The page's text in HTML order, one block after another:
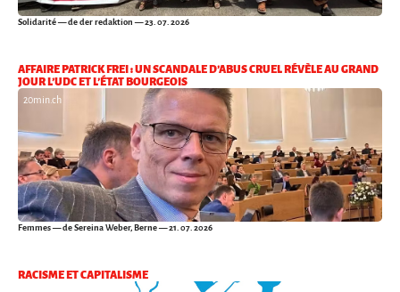
Solidarité— de der redaktion — 23. 07. 2026
AFFAIRE PATRICK FREI : UN SCANDALE D’ABUS CRUEL RÉVÈLE AU GRAND
JOUR L’UDC ET L’ÉTAT BOURGEOIS
20min.ch
Femmes— de Sereina Weber, Berne — 21. 07. 2026
RACISME ET CAPITALISME